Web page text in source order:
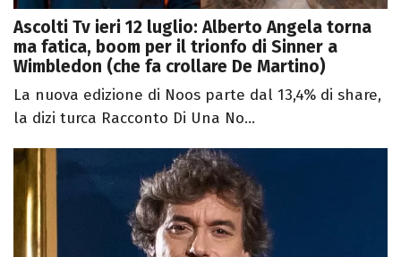
Ascolti Tv ieri 12 luglio: Alberto Angela torna
ma fatica, boom per il trionfo di Sinner a
Wimbledon (che fa crollare De Martino)
La nuova edizione di Noos parte dal 13,4% di share,
la dizi turca Racconto Di Una No...